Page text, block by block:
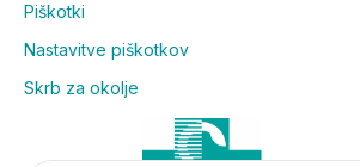
Piškotki
Nastavitve piškotkov
Skrb za okolje